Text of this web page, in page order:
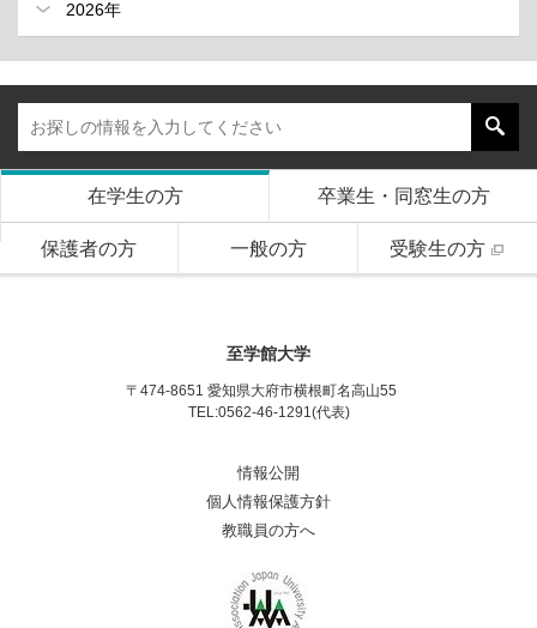
在学生の方 卒業生・同窓生の方
保護者の方 一般の方 受験生の方
至学館大学
〒474-8651 愛知県大府市横根町名高山55
TEL:0562-46-1291(代表)
情報公開
個人情報保護方針
教職員の方へ